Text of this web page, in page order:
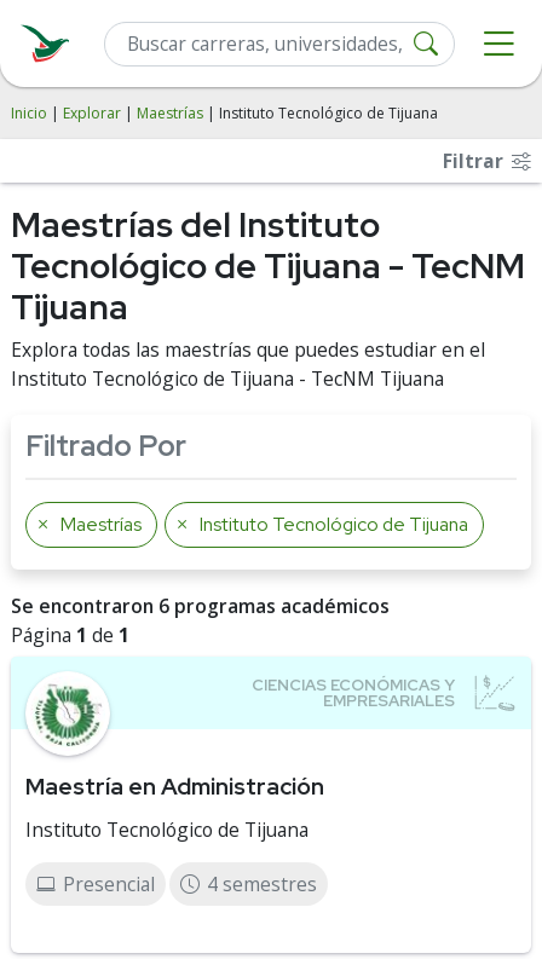
Inicio | Explorar | Maestrías | Instituto Tecnológico de Tijuana
Filtrar
Maestrías del Instituto
Tecnológico de Tijuana - TecNM
Tijuana
Explora todas las maestrías que puedes estudiar en el
Instituto Tecnológico de Tijuana - TecNM Tijuana
Filtrado Por
Maestrías Instituto Tecnológico de Tijuana
Se encontraron 6 programas académicos
Página 1 de 1
Maestría en Administración
Instituto Tecnológico de Tijuana
Presencial 4 semestres